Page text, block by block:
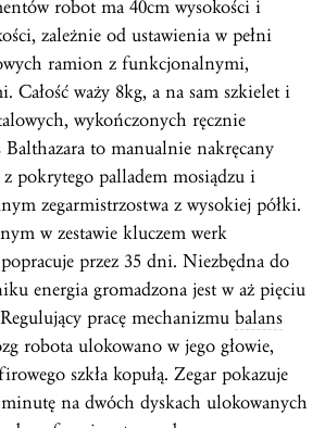
robot ma 40cm wysokości i
zależnie od ustawienia w pełni
ramion z funkcjonalnymi,
Całość waży 8kg, a na sam szkielet i
wykończonych ręcznie
to manualnie nakręcany
pokrytego palladem mosiądzu i
zegarmistrzostwa z wysokiej półki.
w zestawie kluczem werk
przez 35 dni. Niezbędna do
energia gromadzona jest w aż pięciu
pracę mechanizmu balans
robota ulokowano w jego głowie,
szkła kopułą. Zegar pokazuje
na dwóch dyskach ulokowanych